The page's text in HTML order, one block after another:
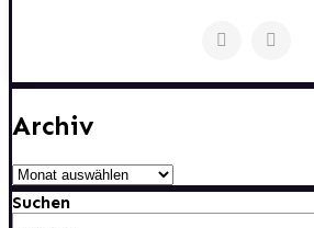
Archiv
Archiv
Suchen